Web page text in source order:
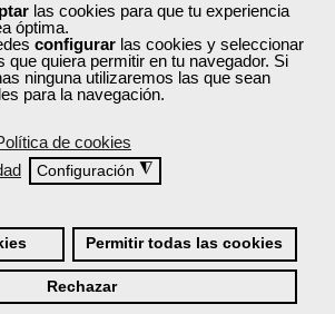
las cookies para que tu experiencia
óptima.
configurar las cookies y seleccionar
que quiera permitir en tu navegador. Si
ninguna utilizaremos las que sean
para la navegación.
de cookies
Configuración ◮
Permitir todas las cookies
Rechazar
0
especiales
requisitos de acceso
Diploma